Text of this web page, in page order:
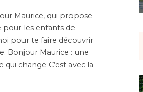
Maurice, qui propose
les enfants de
pour te faire découvrir
Bonjour Maurice : une
change C’est avec la